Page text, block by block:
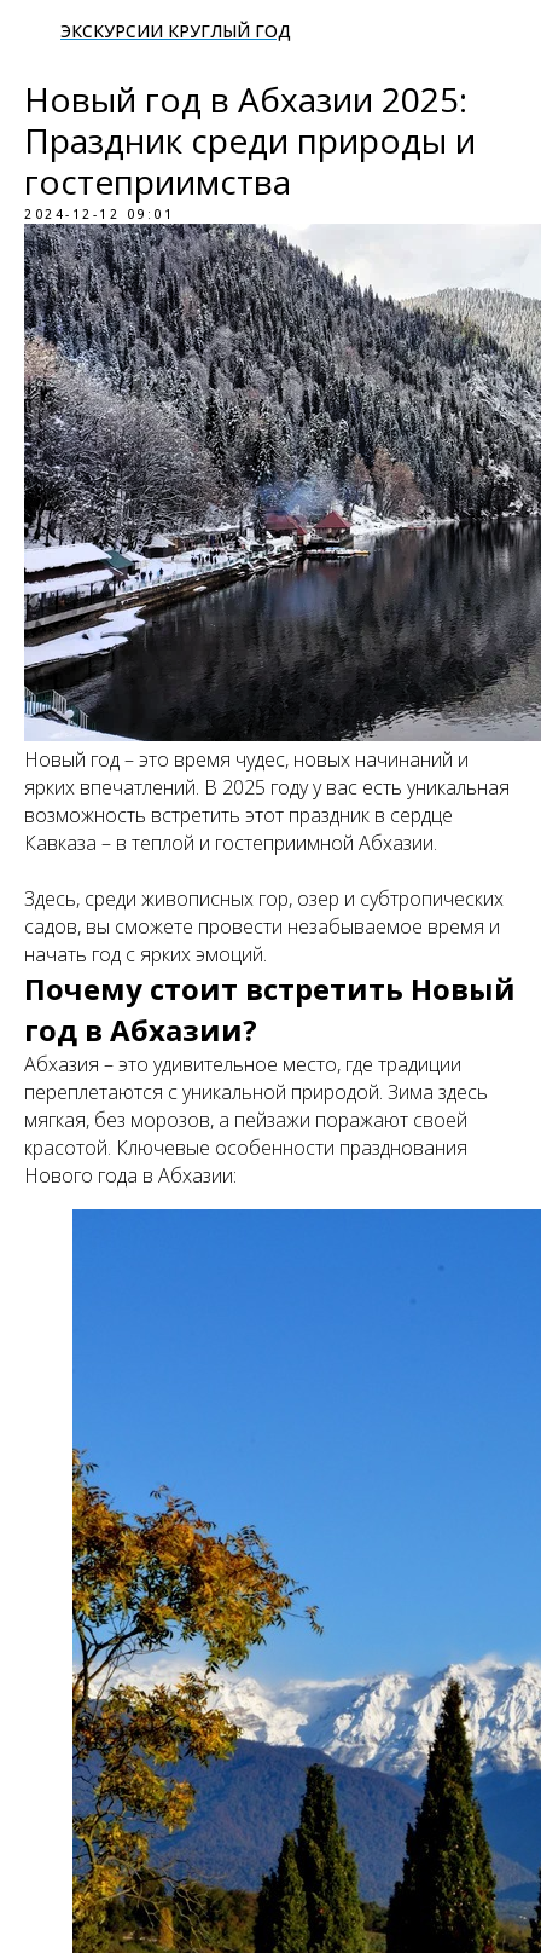
ЭКСКУРСИИ КРУГЛЫЙ ГОД
Новый год в Абхазии 2025:
Праздник среди природы и
гостеприимства
2024-12-12 09:01
Новый год – это время чудес, новых начинаний и
ярких впечатлений. В 2025 году у вас есть уникальная
возможность встретить этот праздник в сердце
Кавказа – в теплой и гостеприимной Абхазии.
Здесь, среди живописных гор, озер и субтропических
садов, вы сможете провести незабываемое время и
начать год с ярких эмоций.
Почему стоит встретить Новый
год в Абхазии?
Абхазия – это удивительное место, где традиции
переплетаются с уникальной природой. Зима здесь
мягкая, без морозов, а пейзажи поражают своей
красотой. Ключевые особенности празднования
Нового года в Абхазии: